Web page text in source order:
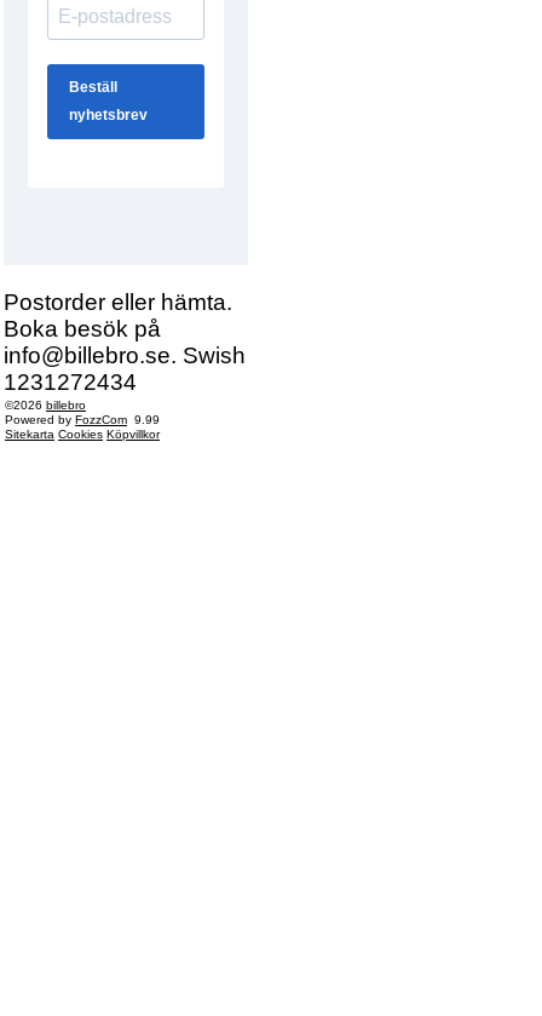
Postorder eller hämta.
Boka besök på
info@billebro.se. Swish
1231272434
©2026 billebro
Powered by FozzCom 9.99
Sitekarta Cookies Köpvillkor